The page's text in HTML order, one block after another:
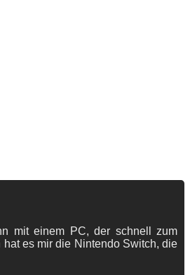
mit einem PC, der schnell zum
es mir die Nintendo Switch, die